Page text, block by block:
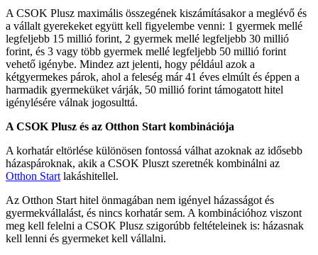
A CSOK Plusz maximális összegének kiszámításakor a meglévő és
a vállalt gyerekeket együtt kell figyelembe venni: 1 gyermek mellé
legfeljebb 15 millió forint, 2 gyermek mellé legfeljebb 30 millió
forint, és 3 vagy több gyermek mellé legfeljebb 50 millió forint
vehető igénybe. Mindez azt jelenti, hogy például azok a
kétgyermekes párok, ahol a feleség már 41 éves elmúlt és éppen a
harmadik gyermeküket várják, 50 millió forint támogatott hitel
igénylésére válnak jogosulttá.
A CSOK Plusz és az Otthon Start kombinációja
A korhatár eltörlése különösen fontossá válhat azoknak az idősebb
házaspároknak, akik a CSOK Pluszt szeretnék kombinálni az
Otthon Start lakáshitellel.
Az Otthon Start hitel önmagában nem igényel házasságot és
gyermekvállalást, és nincs korhatár sem. A kombinációhoz viszont
meg kell felelni a CSOK Plusz szigorúbb feltételeinek is: házasnak
kell lenni és gyermeket kell vállalni.